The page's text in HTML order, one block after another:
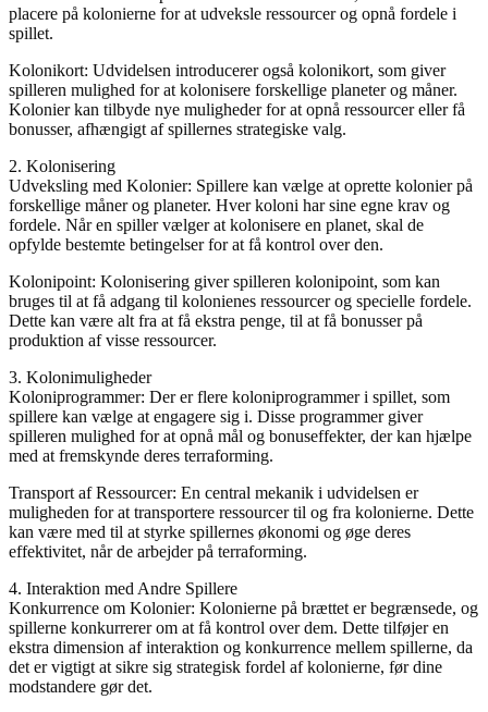
placere på kolonierne for at udveksle ressourcer og opnå fordele i
spillet.
Kolonikort: Udvidelsen introducerer også kolonikort, som giver
spilleren mulighed for at kolonisere forskellige planeter og måner.
Kolonier kan tilbyde nye muligheder for at opnå ressourcer eller få
bonusser, afhængigt af spillernes strategiske valg.
2. Kolonisering
Udveksling med Kolonier: Spillere kan vælge at oprette kolonier på
forskellige måner og planeter. Hver koloni har sine egne krav og
fordele. Når en spiller vælger at kolonisere en planet, skal de
opfylde bestemte betingelser for at få kontrol over den.
Kolonipoint: Kolonisering giver spilleren kolonipoint, som kan
bruges til at få adgang til kolonienes ressourcer og specielle fordele.
Dette kan være alt fra at få ekstra penge, til at få bonusser på
produktion af visse ressourcer.
3. Kolonimuligheder
Koloniprogrammer: Der er flere koloniprogrammer i spillet, som
spillere kan vælge at engagere sig i. Disse programmer giver
spilleren mulighed for at opnå mål og bonuseffekter, der kan hjælpe
med at fremskynde deres terraforming.
Transport af Ressourcer: En central mekanik i udvidelsen er
muligheden for at transportere ressourcer til og fra kolonierne. Dette
kan være med til at styrke spillernes økonomi og øge deres
effektivitet, når de arbejder på terraforming.
4. Interaktion med Andre Spillere
Konkurrence om Kolonier: Kolonierne på brættet er begrænsede, og
spillerne konkurrerer om at få kontrol over dem. Dette tilføjer en
ekstra dimension af interaktion og konkurrence mellem spillerne, da
det er vigtigt at sikre sig strategisk fordel af kolonierne, før dine
modstandere gør det.